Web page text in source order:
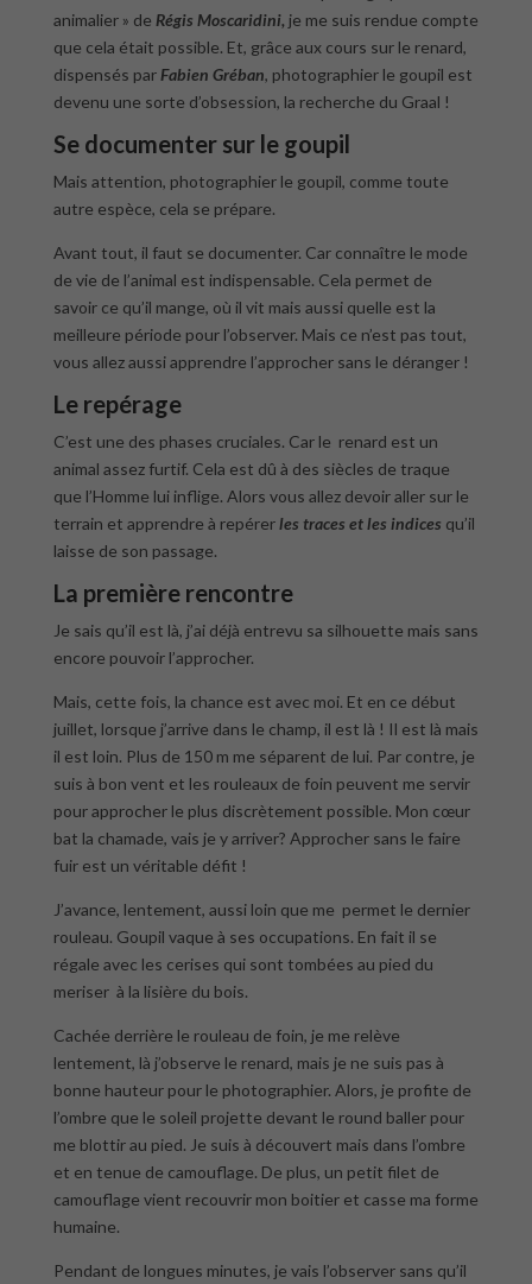
animalier » de Régis Moscaridini, je me suis rendue compte
que cela était possible. Et, grâce aux cours sur le renard,
dispensés parFabien Gréban, photographier le goupil est
devenu une sorte d’obsession, la recherche du Graal !
Se documenter sur le goupil
Mais attention, photographier le goupil, comme toute
autre espèce, cela se prépare.
Avant tout, il faut se documenter. Car connaître le mode
de vie de l’animal est indispensable. Cela permet de
savoir ce qu’il mange, où il vit mais aussi quelle est la
meilleure période pour l’observer. Mais ce n’est pas tout,
vous allez aussi apprendre l’approcher sans le déranger !
Le repérage
C’est une des phases cruciales. Car le renard est un
animal assez furtif. Cela est dû à des siècles de traque
que l’Homme lui inflige. Alors vous allez devoir aller sur le
terrain et apprendre à repérerles traces et les indices qu’il
laisse de son passage.
La première rencontre
Je sais qu’il est là, j’ai déjà entrevu sa silhouette mais sans
encore pouvoir l’approcher.
Mais, cette fois, la chance est avec moi. Et en ce début
juillet, lorsque j’arrive dans le champ, il est là ! Il est là mais
il est loin. Plus de 150 m me séparent de lui. Par contre, je
suis à bon vent et les rouleaux de foin peuvent me servir
pour approcher le plus discrètement possible. Mon cœur
bat la chamade, vais je y arriver? Approcher sans le faire
fuir est un véritable défit !
J’avance, lentement, aussi loin que me permet le dernier
rouleau. Goupil vaque à ses occupations. En fait il se
régale avec les cerises qui sont tombées au pied du
meriser à la lisière du bois.
Cachée derrière le rouleau de foin, je me relève
lentement, là j’observe le renard, mais je ne suis pas à
bonne hauteur pour le photographier. Alors, je profite de
l’ombre que le soleil projette devant le round baller pour
me blottir au pied. Je suis à découvert mais dans l’ombre
et en tenue de camouflage. De plus, un petit filet de
camouflage vient recouvrir mon boitier et casse ma forme
humaine.
Pendant de longues minutes, je vais l’observer sans qu’il